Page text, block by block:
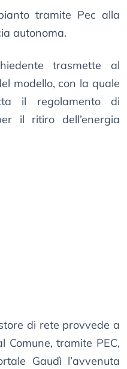
tramite Pec alla
autonoma.
trasmette al
modello, con la quale
il regolamento di
il ritiro dell’energia
di rete provvede a
Comune, tramite PEC,
Gaudì l’avvenuta